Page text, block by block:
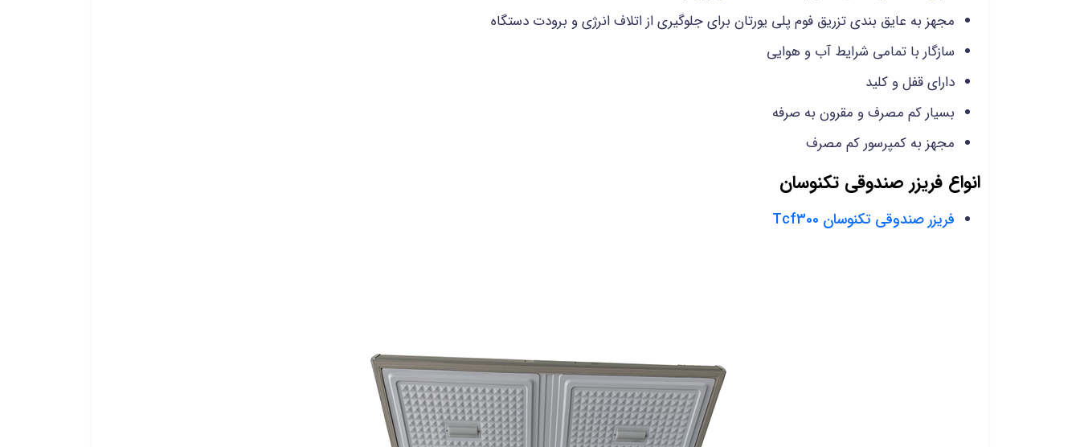
مجهز به عایق بندی تزریق فوم پلی یورتان برای جلوگیری از اتلاف انرژی و برودت دستگاه
سازگار با تمامی شرایط آب و هوایی
دارای قفل و کلید
بسیار کم مصرف و مقرون به صرفه
مجهز به کمپرسور کم مصرف
انواع فریزر صندوقی تکنوسان
فریزر صندوقی تکنوسان Tcf300